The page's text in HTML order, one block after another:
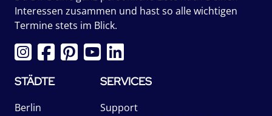
Interessen zusammen und hast so alle wichtigen
Termine stets im Blick.
STÄDTE
Berlin
SERVICES
Support